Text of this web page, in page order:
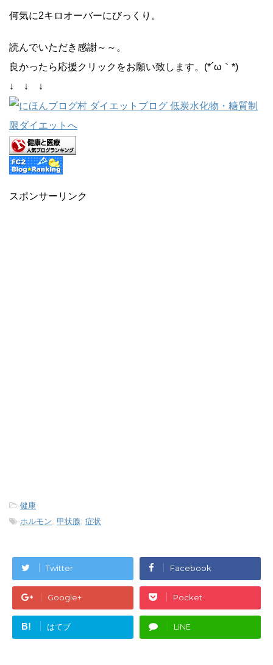
何気に2キロオーバーにびっくり。
読んでいただき感謝～～。
良かったら応援クリックをお願い致します。(*´ω｀*)
↓ ↓ ↓
スポンサーリンク
-健康
-ホルモン 甲状腺 症状
Twitter Facebook
Google+ Pocket
B! はてブ LINE